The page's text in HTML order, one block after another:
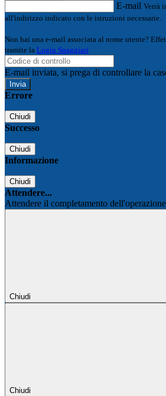
E-mail Verrà
all'indirizzo indicato con le istruzioni necessarie.
Non hai una e-mail associata al nome utente?
tramite la Login Spaggiari
E-mail inviata, si prega di controllare la
Errore
Chiudi
Successo
Chiudi
Informazione
Chiudi
Attendere...
Attendere il completamento
Chiudi
Chiudi